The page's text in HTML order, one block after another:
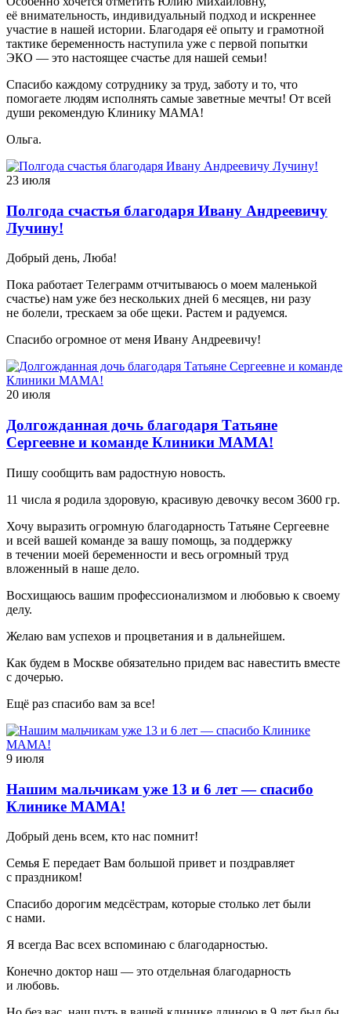
её внимательность, индивидуальный подход и искреннее
участие в нашей истории. Благодаря её опыту и грамотной
тактике беременность наступила уже с первой попытки
ЭКО — это настоящее счастье для нашей семьи!
Спасибо каждому сотруднику за труд, заботу и то, что
помогаете людям исполнять самые заветные мечты! От всей
души рекомендую Клинику МАМА!
Ольга.
23 июля
Полгода счастья благодаря Ивану Андреевичу
Лучину!
Добрый день, Люба!
Пока работает Телеграмм отчитываюсь о моем маленькой
счастье) нам уже без нескольких дней 6 месяцев, ни разу
не болели, трескаем за обе щеки. Растем и радуемся.
Спасибо огромное от меня Ивану Андреевичу!
20 июля
Долгожданная дочь благодаря Татьяне
Сергеевне и команде Клиники МАМА!
Пишу сообщить вам радостную новость.
11 числа я родила здоровую, красивую девочку весом 3600 гр.
Хочу выразить огромную благодарность Татьяне Сергеевне
и всей вашей команде за вашу помощь, за поддержку
в течении моей беременности и весь огромный труд
вложенный в наше дело.
Восхищаюсь вашим профессионализмом и любовью к своему
делу.
Желаю вам успехов и процветания и в дальнейшем.
Как будем в Москве обязательно придем вас навестить вместе
с дочерью.
Ещё раз спасибо вам за все!
9 июля
Нашим мальчикам уже 13 и 6 лет — спасибо
Клинике МАМА!
Добрый день всем, кто нас помнит!
Семья Е передает Вам большой привет и поздравляет
с праздником!
Спасибо дорогим медсёстрам, которые столько лет были
с нами.
Я всегда Вас всех вспоминаю с благодарностью.
Конечно доктор наш — это отдельная благодарность
и любовь.